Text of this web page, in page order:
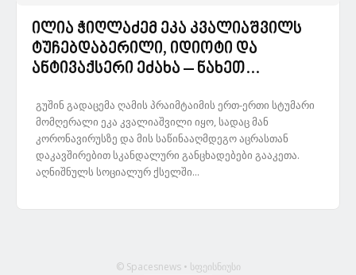
ილია ჭიღლაძემ ეკა კვალიაშვილს
ტუჩებდაბერილი, იდიოტი და
ანტივაქსერი ეძახა – ნახეთ...
გუშინ გადაცემა ღამის პრაიმტაიმის ერთ-ერთი სტუმარი
მომღერალი ეკა კვალიაშვილი იყო, სადაც მან
კორონავირუსზე და მის საწინააღმდეგო აცრასთან
დაკავშირებით სკანდალური განცხადებები გააკეთა.
აღნიშნულს სოციალურ ქსელში...
© Spacesnews • სფეისნიუსი